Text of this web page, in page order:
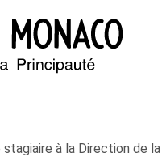
à la Direction de